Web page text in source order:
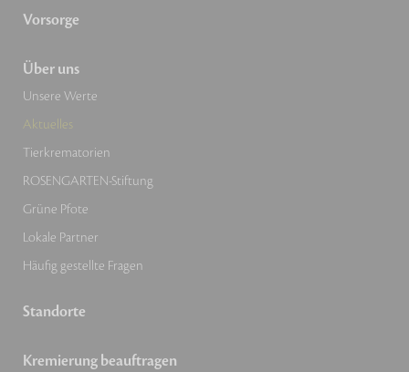
Vorsorge
Über uns
Unsere Werte
Aktuelles
Tierkrematorien
ROSENGARTEN-Stiftung
Grüne Pfote
Lokale Partner
Häufig gestellte Fragen
Standorte
Kremierung beauftragen